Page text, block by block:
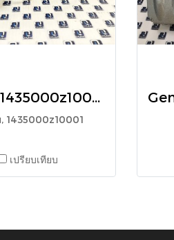
Gemu, 1435000z10001
1435000z10001
เปรียบเทียบ